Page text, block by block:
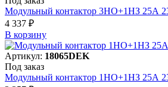
Модульный контактор 3НО+1НЗ 25А
4 337 ₽
В корзинy
Артикул: 18065DEK
Под заказ
Модульный контактор 1НО+1НЗ 25А